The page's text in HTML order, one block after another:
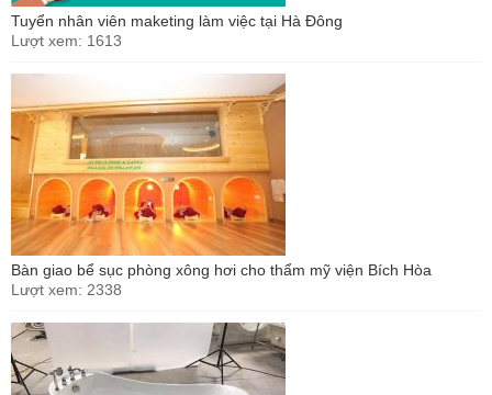
Tuyển nhân viên maketing làm việc tại Hà Đông
Lượt xem: 1613
Bàn giao bể sục phòng xông hơi cho thẩm mỹ viện Bích Hòa
Lượt xem: 2338